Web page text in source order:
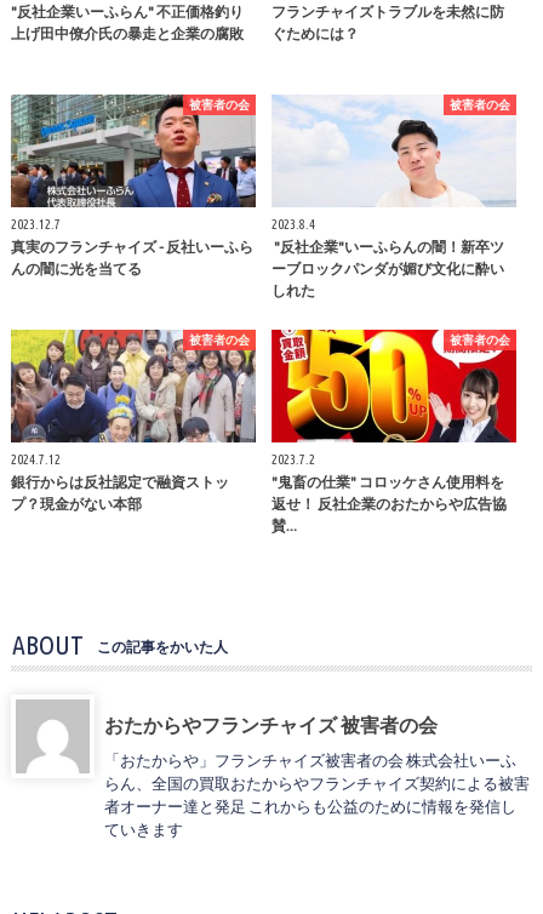
"反社企業いーふらん" 不正価格釣り
上げ田中僚介氏の暴走と企業の腐敗
フランチャイズトラブルを未然に防
ぐためには？
被害者の会
2023.12.7
真実のフランチャイズ - 反社いーふら
んの闇に光を当てる
被害者の会
2023.8.4
"反社企業"いーふらんの闇！新卒ツ
ーブロックパンダが媚び文化に酔い
しれた
被害者の会
2024.7.12
銀行からは反社認定で融資ストッ
プ？現金がない本部
被害者の会
2023.7.2
"鬼畜の仕業" コロッケさん使用料を
返せ！ 反社企業のおたからや広告協
賛…
ABOUT この記事をかいた人
おたからやフランチャイズ 被害者の会
「おたからや」フランチャイズ被害者の会 株式会社いーふ
らん、全国の買取おたからやフランチャイズ契約による被害
者オーナー達と発足 これからも公益のために情報を発信し
ていきます